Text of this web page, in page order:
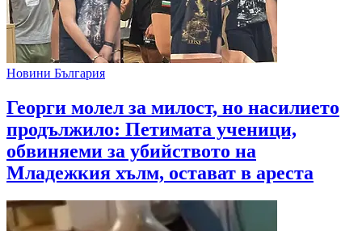
Новини България
Георги молел за милост, но насилието
продължило: Петимата ученици,
обвиняеми за убийството на
Младежкия хълм, остават в ареста